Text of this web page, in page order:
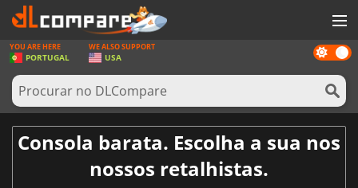
JOGOS
GAME CARDS
SOFTWARE
REWARDS
Dark
mode
YOU ARE HERE
PORTUGAL
WE ALSO SUPPORT
USA
Consola barata. Escolha a sua nos
nossos retalhistas.